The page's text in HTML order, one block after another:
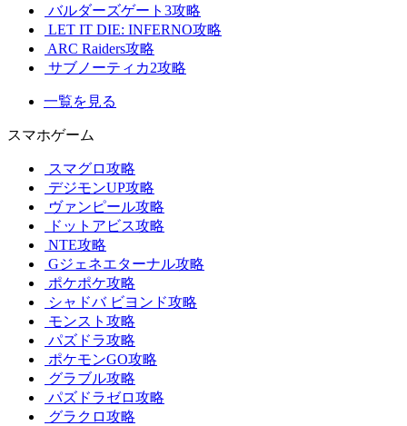
バルダーズゲート3攻略
LET IT DIE: INFERNO攻略
ARC Raiders攻略
サブノーティカ2攻略
一覧を見る
スマホゲーム
スマグロ攻略
デジモンUP攻略
ヴァンピール攻略
ドットアビス攻略
NTE攻略
Gジェネエターナル攻略
ポケポケ攻略
シャドバ ビヨンド攻略
モンスト攻略
パズドラ攻略
ポケモンGO攻略
グラブル攻略
パズドラゼロ攻略
グラクロ攻略